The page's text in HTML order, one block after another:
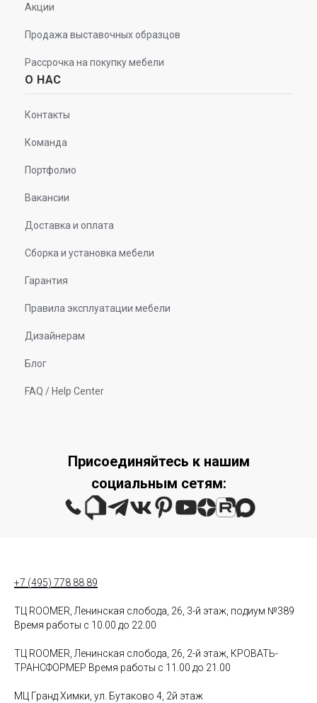
Акции
Продажа выставочных образцов
Рассрочка на покупку мебели
О НАС
Контакты
Команда
Портфолио
Вакансии
Доставка и оплата
Сборка и установка мебели
Гарантия
Правила эксплуатации мебели
Дизайнерам
Блог
FAQ / Help Center
Присоединяйтесь к нашим
социальным сетям:
+7 (495) 778 88 89
ТЦ ROOMER, Ленинская слобода, 26, 3-й этаж, подиум №389
Время работы с 10.00 до 22.00
ТЦ ROOMER, Ленинская слобода, 26, 2-й этаж, КРОВАТЬ-
ТРАНСФОРМЕР Время работы с 11.00 до 21.00
МЦ Гранд Химки, ул. Бутаково 4, 2й этаж